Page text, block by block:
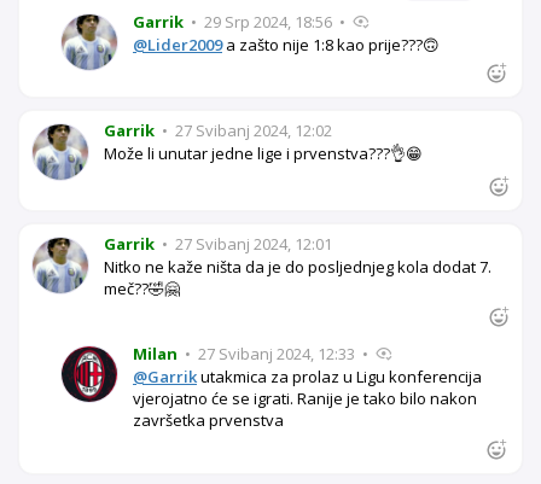
Garrik • 29 Srp 2024, 18:56 •
@Lider2009a zašto nije 1:8 kao prije???🙃
Garrik • 27 Svibanj 2024, 12:02
Može li unutar jedne lige i prvenstva???👌😁
Garrik • 27 Svibanj 2024, 12:01
Nitko ne kaže ništa da je do posljednjeg kola dodat 7.
meč??🤣🤗
Milan • 27 Svibanj 2024, 12:33 •
@Garrikutakmica za prolaz u Ligu konferencija
vjerojatno će se igrati. Ranije je tako bilo nakon
završetka prvenstva